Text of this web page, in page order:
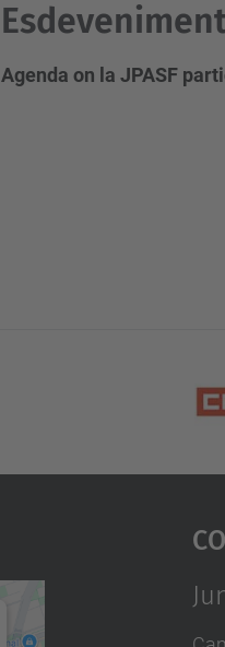
Agenda on la JPASF